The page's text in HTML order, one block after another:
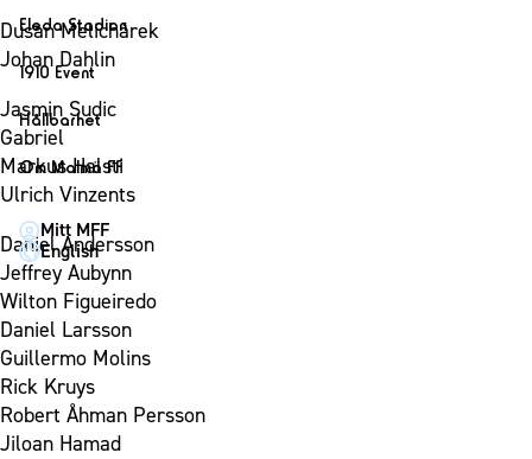
Biljettvillkor
Damlaget
Spelare
Ledarstab
Skånecupen
Fotbollsskolan
Fotbollsnätverket
P19
F19
P17
F17
Malmö Trophy
Bli företagspartner
Nätverket
Partner dam
Eleda Stadion
Eleda Stadion
Erics Bar & Restaurang
Matchdag på Eleda Stadion
MFF-museet & rundvandringar
1910 Event
1910 Event
Fest & Event
Konferens
Möte
Mässa
Sommarfest
Julshow
Inspiration
Vanliga frågor om 1910 Event
Hållbarhet
Hållbarhet
Himmelsblå framtid – en match för miljön
MFF i samhället
Laget för alla
Nattfotboll
Himmelsblå Tillsammans
Karriärakademin
Grundskolefotboll mot rasismer
Om Malmö FF
Om Malmö FF
Kontakt
Press och media
Historik – herrlaget
Historik – damlaget
Närstående organisationer
Policydokument
Mitt MFF
English
Dusan Melichárek
Johan Dahlin
Jasmin Sudic
Gabriel
Markus Halsti
Ulrich Vinzents
Daniel Andersson
Jeffrey Aubynn
Wilton Figueiredo
Daniel Larsson
Guillermo Molins
Rick Kruys
Robert Åhman Persson
Jiloan Hamad